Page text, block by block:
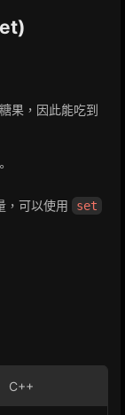
果，因此能吃到
，可以使用 set
C++